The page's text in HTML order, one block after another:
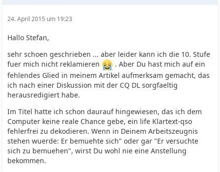
24. April 2015 um 19:23
Hallo Stefan,
sehr schoen geschrieben ... aber leider kann ich die 10. Stufe
fuer mich nicht reklamieren
. Aber Du hast mich auf ein
fehlendes Glied in meinem Artikel aufmerksam gemacht, das
ich nach einer Diskussion mit der CQ DL sorgfaeltig
herausredigiert habe.
Im Titel hatte ich schon daurauf hingewiesen, das ich dem
Computer keine reale Chance gebe, ein life Klartext-qso
fehlerfrei zu dekodieren. Wenn in Deinem Arbeitszeugnis
stehen wuerde: Er bemuehte sich" oder gar "Er versuchte
sich zu bemuehen", wirst Du wohl nie eine Anstellung
bekommen.